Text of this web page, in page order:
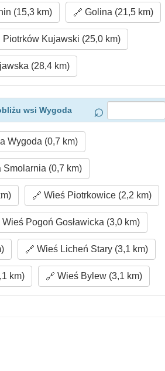
(15,3 km) Golina (21,5 km)
Piotrków Kujawski (25,0 km)
(28,4 km)
wsi Wygoda
Wygoda (0,7 km)
Smolarnia (0,7 km)
Wieś Piotrkowice (2,2 km)
Wieś Pogoń Gosławicka (3,0 km)
Wieś Licheń Stary (3,1 km)
km) Wieś Bylew (3,1 km)